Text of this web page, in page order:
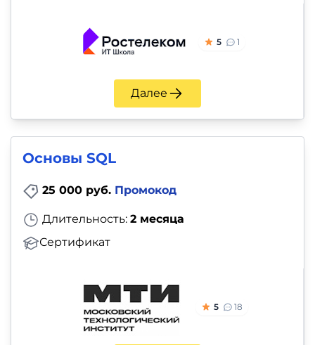
5 1
Далее
Основы SQL
25 000 руб. Промокод
Длительность: 2 месяца
Сертификат
5 18